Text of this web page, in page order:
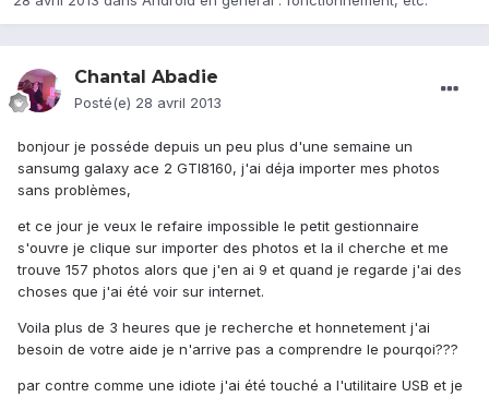
Chantal Abadie
Posté(e) 28 avril 2013
bonjour je posséde depuis un peu plus d'une semaine un
sansumg galaxy ace 2 GTI8160, j'ai déja importer mes photos
sans problèmes,
et ce jour je veux le refaire impossible le petit gestionnaire
s'ouvre je clique sur importer des photos et la il cherche et me
trouve 157 photos alors que j'en ai 9 et quand je regarde j'ai des
choses que j'ai été voir sur internet.
Voila plus de 3 heures que je recherche et honnetement j'ai
besoin de votre aide je n'arrive pas a comprendre le pourqoi???
par contre comme une idiote j'ai été touché a l'utilitaire USB et je